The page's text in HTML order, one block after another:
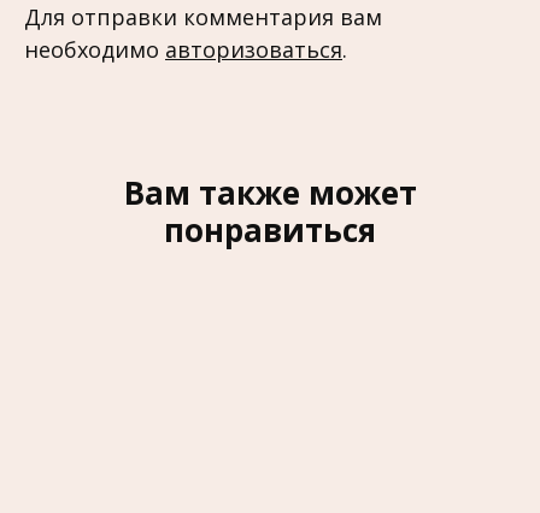
Для отправки комментария вам
необходимо авторизоваться.
Вам также может
понравиться